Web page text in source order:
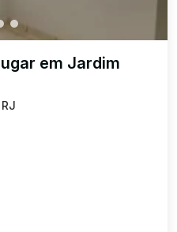
em Jardim